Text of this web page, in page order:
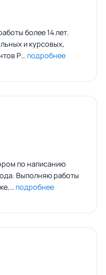
более 14 лет.
и курсовых,
Р… подробнее
по написанию
Выполняю работы
подробнее